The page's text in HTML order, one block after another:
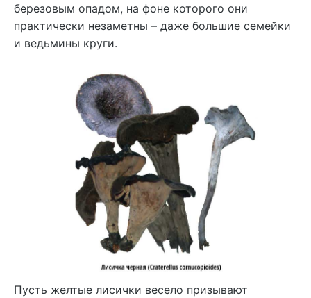
березовым опадом, на фоне которого они
практически незаметны – даже большие семейки
и ведьмины круги.
Пусть желтые лисички весело призывают